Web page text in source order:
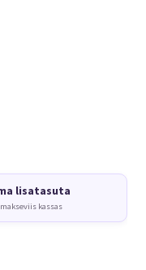
lisatasuta
kassas